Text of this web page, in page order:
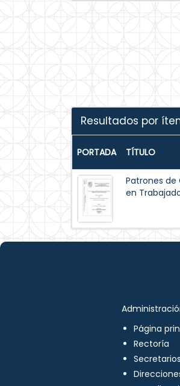
Resultados por
PORTADA TÍTULO
Patrones
en
Página
Rectoría
Secretarios